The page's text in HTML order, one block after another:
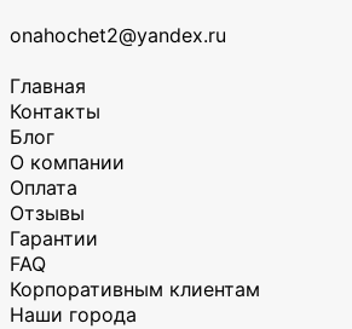
onahochet2@yandex.ru
Главная
Контакты
Блог
О компании
Оплата
Отзывы
Гарантии
FAQ
Корпоративным клиентам
Наши города